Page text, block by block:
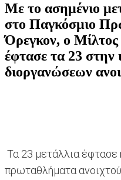
Με το ασημένιο
στο Παγκόσμιο
Όρεγκον, ο
έφτασε τα 23 στην
διοργανώσεων
Τα 23 μετάλλια
πρωταθλήματα